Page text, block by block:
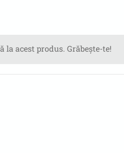
la acest produs. Grăbește-te!